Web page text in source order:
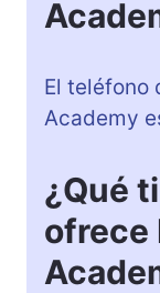
El teléfono
Academy
¿Qué
ofrece